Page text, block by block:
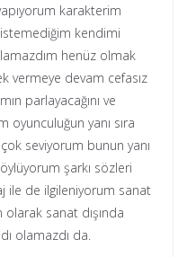
karakterim
kendimi
henüz olmak
vermeye devam cefasız
parlayacağını ve
oyunculuğun yanı sıra
seviyorum bunun yanı
şarkı sözleri
ile de ilgileniyorum sanat
sanat dışında
olamazdı da.